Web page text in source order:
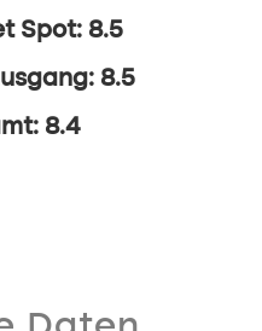
Spot: 8.5
8.5
8.4